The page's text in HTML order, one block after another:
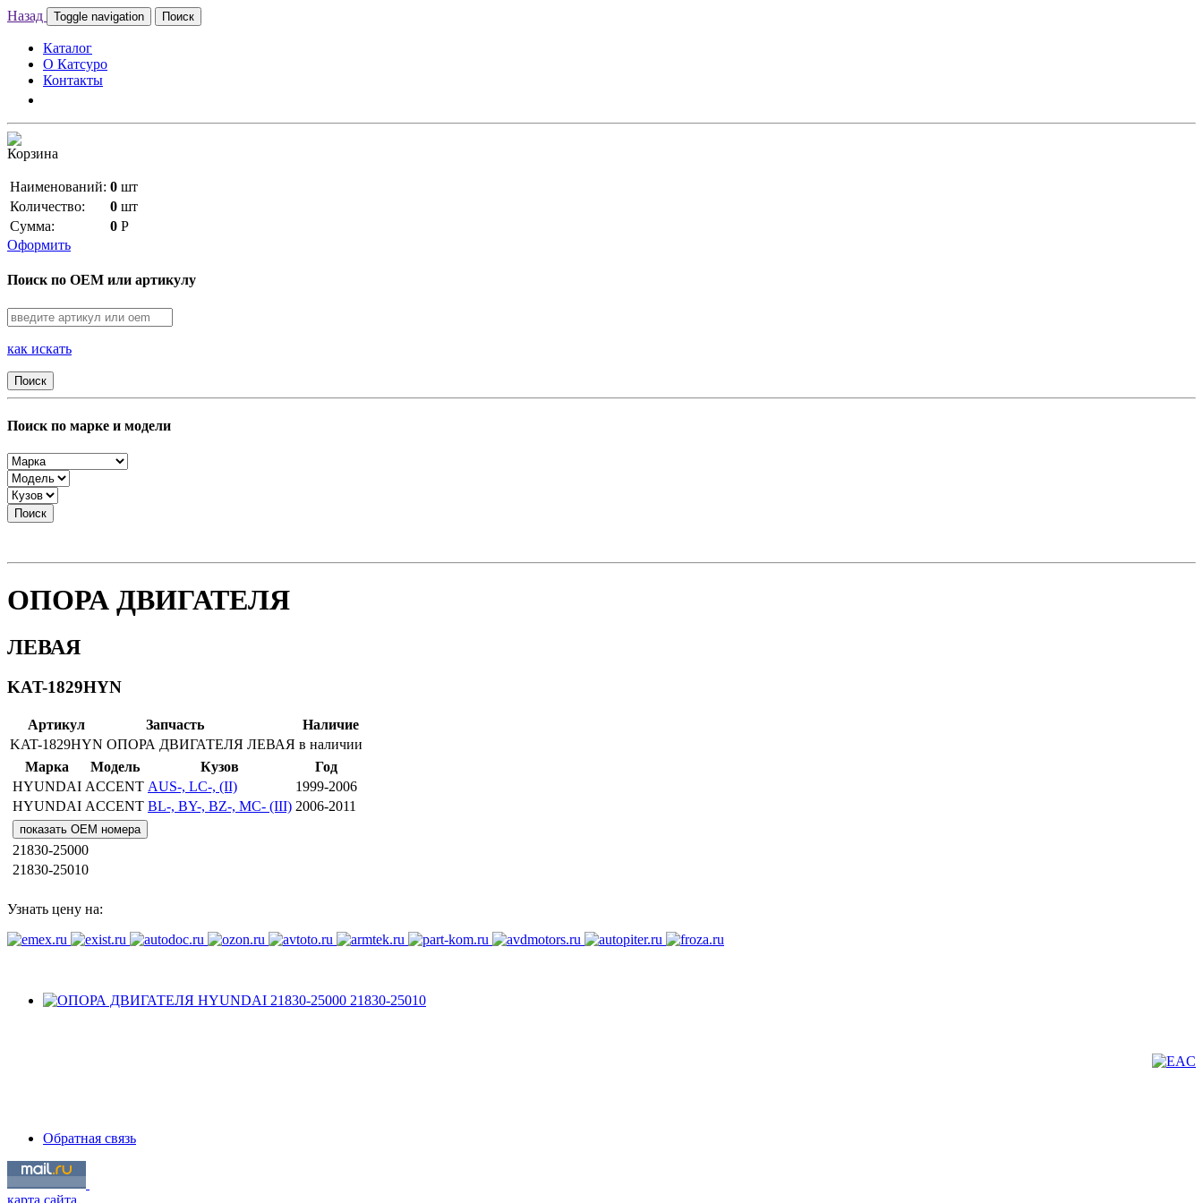
Назад Toggle navigation Поиск
Каталог
О Катсуро
Контакты
Корзина
Наименований: 0 шт
Количество:
0 шт
Сумма:
0 Р
Оформить
Поиск по OEM или артикулу
как искать
Поиск
Поиск по марке и модели
Поиск
ОПОРА ДВИГАТЕЛЯ
ЛЕВАЯ
KAT-1829HYN
Артикул Запчасть
Наличие
KAT-1829HYN ОПОРА ДВИГАТЕЛЯ ЛЕВАЯ в наличии
Марка
Модель Кузов
Год
HYUNDAI ACCENT AUS-, LC-, (II)
1999-2006
HYUNDAI ACCENT BL-, BY-, BZ-, MC- (III) 2006-2011
показать OEM номера
21830-25000
21830-25010
Узнать цену на:
Обратная связь
карта сайта